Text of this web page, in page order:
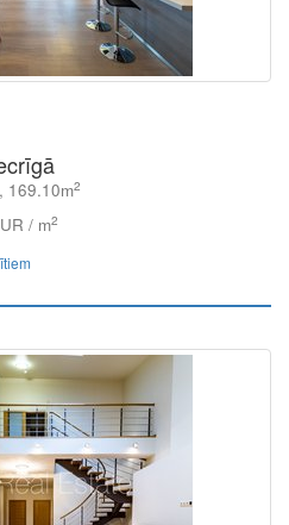
169.10m2
/ m2